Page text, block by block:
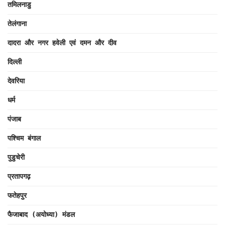
तमिलनाडु
तेलंगाना
दादरा और नगर हवेली एवं दमन और दीव
दिल्ली
देवरिया
धर्म
पंजाब
पश्चिम बंगाल
पुडुचेरी
प्रतापगढ़
फतेहपुर
फैजाबाद (अयोध्या) मंडल